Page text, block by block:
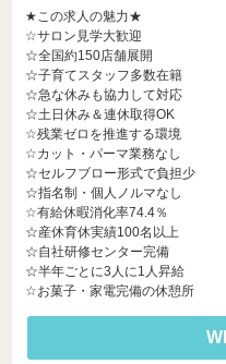
★この求人の魅力★
☆サロン見学大歓迎
☆全国約150店舗展開
☆子育てスタッフ多数在籍
☆急な休みも協力して対応
☆土日休み＆連休取得OK
☆残業ゼロを推進する環境
☆カット・パーマ業務なし
☆セルフブロー形式で負担少
☆指名制・個人ノルマなし
☆有給休暇消化率74.4％
☆産休育休実績100名以上
☆自社研修センター完備
☆半年ごとに3人に1人昇給
☆お菓子・家電完備の休憩所